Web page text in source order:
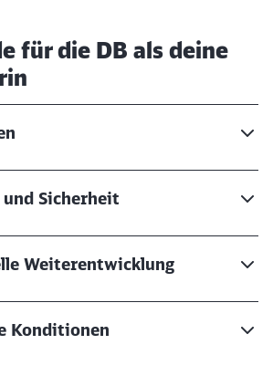
für die DB als deine
Sicherheit
Weiterentwicklung
Konditionen